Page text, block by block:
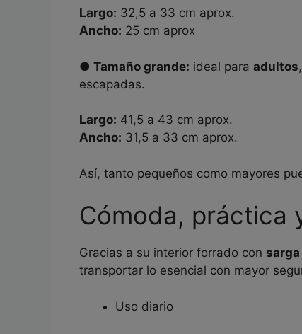
Largo: 32,5 a 33 cm aprox.
Ancho: 25 cm aprox
● Tamaño grande: ideal para adultos
escapadas.
Largo: 41,5 a 43 cm aprox.
Ancho: 31,5 a 33 cm aprox.
Así, tanto pequeños como mayores
Cómoda, práctica
Gracias a su interior forrado con
transportar lo esencial con mayor
Uso diario